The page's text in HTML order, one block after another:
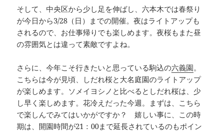
そして、中央区から少し足を伸ばし、六本木では春祭り
が今日から3/28（日）までの開催。夜はライトアップも
されるので、お仕事帰りでも楽しめます。夜桜もまた昼
の雰囲気とは違って素敵ですよね。
さらに、今年こそ行きたいと思っている駒込の六義園。
こちらは今が見頃、しだれ桜と大名庭園のライトアップ
が楽しめます。ソメイヨシノと比べるとしだれ桜は、少
し早く楽しめます。花冷えだった今週。まずは、こちら
で楽しんでみてはいかがですか？ 嬉しい事に、この時
期は、開園時間が21：00まで延長されているのもポイン